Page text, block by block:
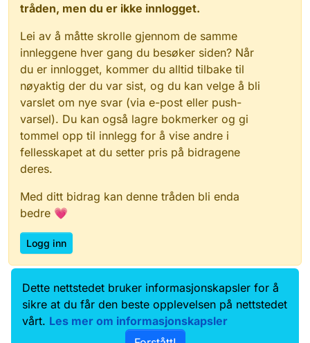
tråden, men du er ikke innlogget.
Lei av å måtte skrolle gjennom de samme
innleggene hver gang du besøker siden? Når
du er innlogget, kommer du alltid tilbake til
nøyaktig der du var sist, og du kan velge å bli
varslet om nye svar (via e-post eller push-
varsel). Du kan også lagre bokmerker og gi
tommel opp til innlegg for å vise andre i
fellesskapet at du setter pris på bidragene
deres.
Med ditt bidrag kan denne tråden bli enda
bedre 💗
Logg inn
Data.norge.no
Kontakt oss
Samtykke og brukervilkår
Tilgjengelighetserklæring
Dette nettstedet bruker informasjonskapsler for å
sikre at du får den beste opplevelsen på nettstedet
vårt. Les mer om informasjonskapsler